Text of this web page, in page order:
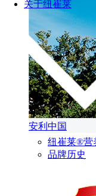
安利中国
关于纽崔莱
纽崔莱®营
品牌历史